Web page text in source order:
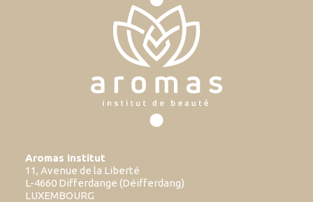
Aromas Institut
11, Avenue de la Liberté
L-4660 Differdange (Déifferdang)
LUXEMBOURG